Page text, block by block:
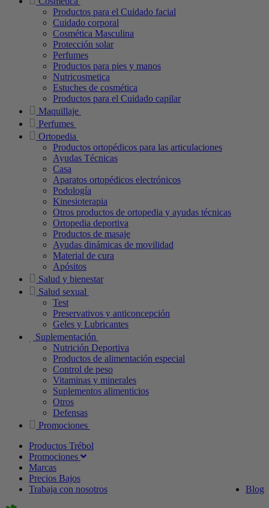
Productos para el Cuidado facial
Cuidado corporal
Cosmética Masculina
Protección solar
Perfumes
Productos para pies y manos
Nutricosmetica
Estuches de cosmética
Productos para el Cuidado capilar
Maquillaje
Perfumes
Ortopedia
Productos ortopédicos para las articulaciones
Ayudas Técnicas
Casa
Aparatos ortopédicos electrónicos
Podología
Kinesioterapia
Otros productos de ortopedia y ayudas técnicas
Ortopedia deportiva
Productos de masaje
Ayudas dinámicas de movilidad
Material de cura
Apósitos
Salud y bienestar
Salud sexual
Test
Preservativos y anticoncepción
Geles y Lubricantes
Suplementación
Nutrición Deportiva
Productos de alimentación especial
Control de peso
Vitaminas y minerales
Suplementos alimenticios
Otros
Defensas
Promociones
Productos Trébol
Promociones
Marcas
Precios Bajos
Blog
Trabaja con nosotros